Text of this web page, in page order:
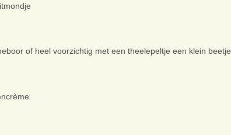
of heel voorzichtig met een theelepeltje een klein beetje